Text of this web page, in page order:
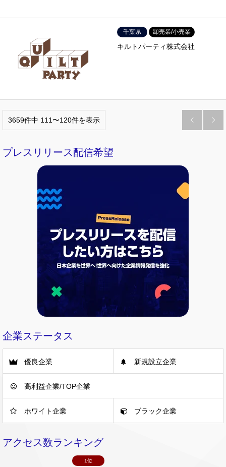
千葉県 卸売業/小売業
キルトパーティ株式会社
3659件中 111〜120件を表示  
プレスリリース配信希望
企業ステータス
優良企業 新規設立企業
高利益企業/TOP企業
ホワイト企業 ブラック企業
アクセス数ランキング
1位